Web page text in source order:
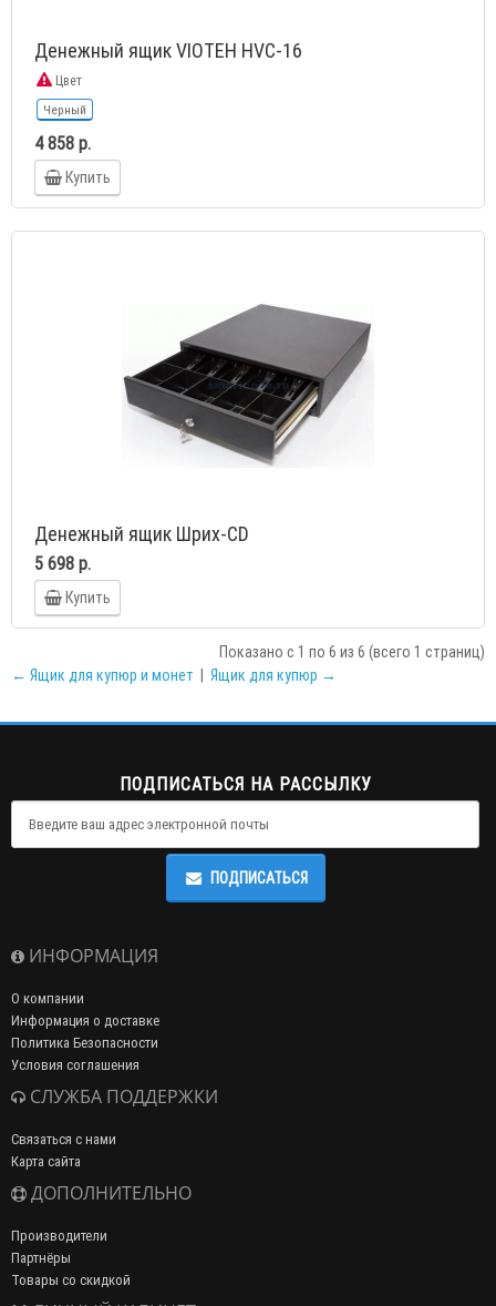
Денежный ящик VIOTEH HVC-16
Цвет
Черный
4 858 р.
Купить
Денежный ящик Шрих-CD
5 698 р.
Купить
Показано с 1 по 6 из 6 (всего 1 страниц)
← Ящик для купюр и монет | Ящик для купюр →
ПОДПИСАТЬСЯ НА РАССЫЛКУ
ПОДПИСАТЬСЯ
ИНФОРМАЦИЯ
О компании
Информация о доставке
Политика Безопасности
Условия соглашения
СЛУЖБА ПОДДЕРЖКИ
Связаться с нами
Карта сайта
ДОПОЛНИТЕЛЬНО
Производители
Партнёры
Товары со скидкой